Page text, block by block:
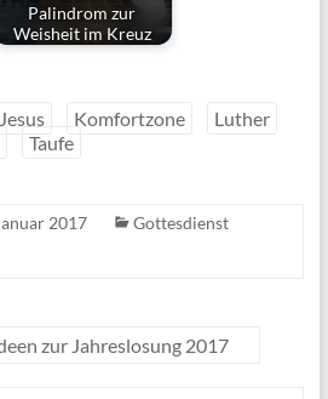
Palindrom zur
Weisheit im Kreuz
Jesus Komfortzone
Luther
Taufe
2017
Gottesdienst
zur Jahreslosung 2017